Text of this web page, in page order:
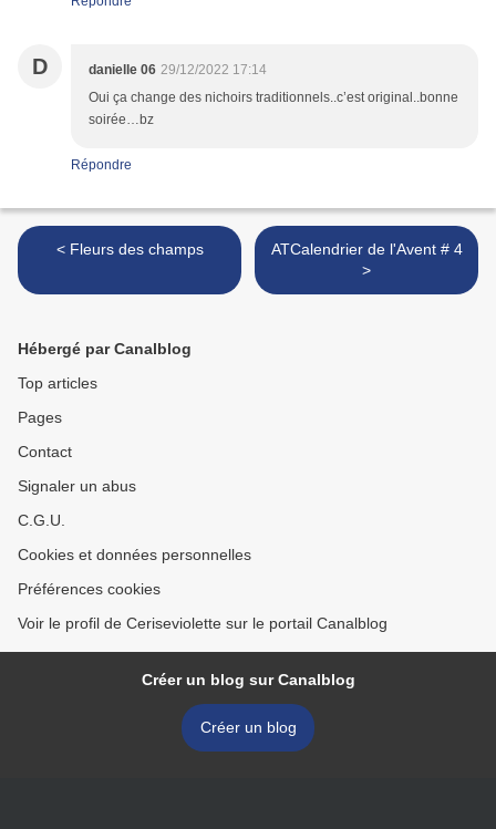
D danielle 06 29/12/2022 17:14
Oui ça change des nichoirs traditionnels..c’est original..bonne
soirée…bz
Répondre
< Fleurs des champs
ATCalendrier de l'Avent # 4
>
Hébergé par Canalblog
Top articles
Pages
Contact
Signaler un abus
C.G.U.
Cookies et données personnelles
Préférences cookies
Voir le profil de Ceriseviolette sur le portail Canalblog
Créer un blog sur Canalblog
Créer un blog